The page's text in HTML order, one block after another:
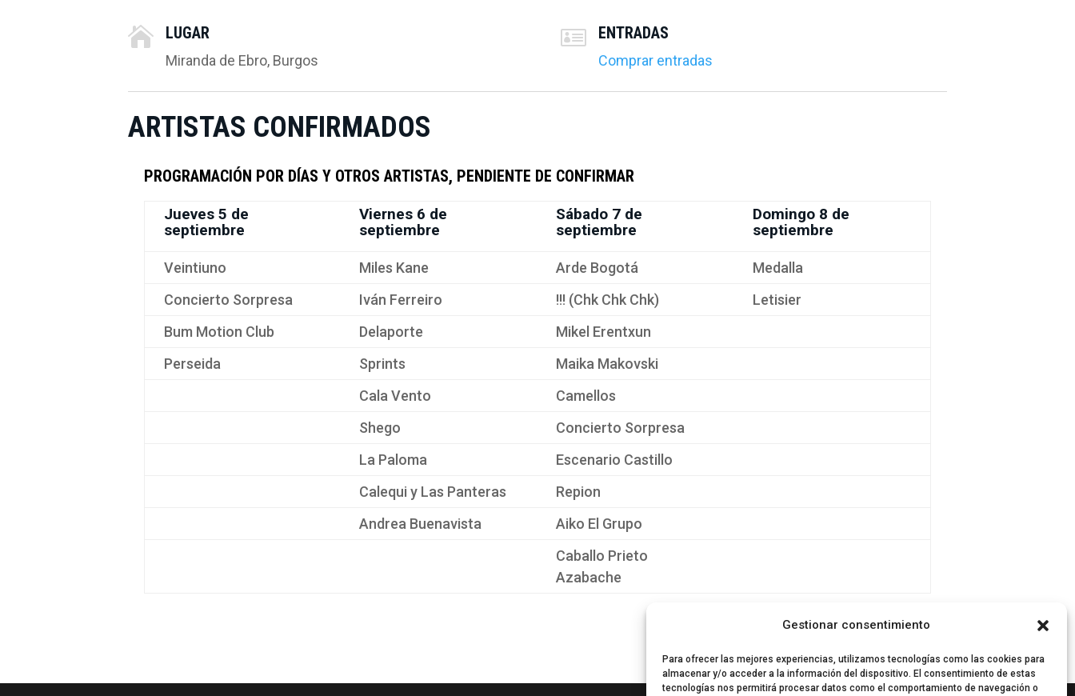
Gestionar consentimiento
Para ofrecer las mejores experiencias, utilizamos tecnologías como las cookies para
almacenar y/o acceder a la información del dispositivo. El consentimiento de estas
tecnologías nos permitirá procesar datos como el comportamiento de navegación o
 LUGAR
Miranda de Ebro, Burgos
 ENTRADAS
Comprar entradas
ARTISTAS CONFIRMADOS
PROGRAMACIÓN POR DÍAS Y OTROS ARTISTAS, PENDIENTE DE CONFIRMAR
Jueves 5 de
septiembre
Viernes 6 de
septiembre
Sábado 7 de
septiembre
Domingo 8 de
septiembre
Veintiuno Miles Kane Arde Bogotá
Medalla
Concierto Sorpresa
Iván Ferreiro !!! (Chk Chk Chk)
Letisier
Bum Motion Club
Delaporte
Mikel Erentxun
Perseida
Sprints
Maika Makovski
Cala Vento
Camellos
Shego
Concierto Sorpresa
La Paloma
Escenario Castillo
Calequi y Las Panteras
Repion
Andrea Buenavista
Aiko El Grupo
Caballo Prieto
Azabache